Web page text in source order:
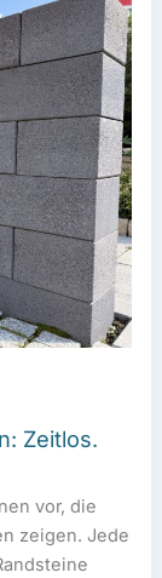
Zeitlos.
vor, die
zeigen. Jede